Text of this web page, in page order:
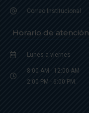
Correo Institucional
Horario de atención
Lunes a viernes
8:00 AM - 12:00 AM
2:00 PM - 6:00 PM.